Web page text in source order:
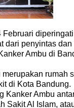
Februari
dari penyintas
Ambu di
rumah
di Kota Bandung.
Kanker Ambu
Sakit Al Islam,